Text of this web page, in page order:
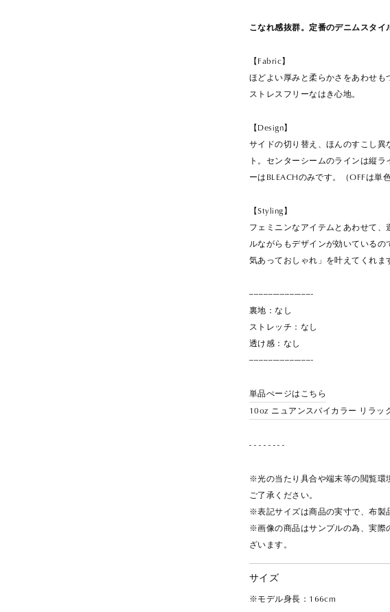
こなれ感抜群。定番のデニムスタイ
【Fabric】
ほどよい厚みと柔らかさをあわせ
ストレスフリーなはき心地。
【Design】
サイドの切り替え、ほんのすこし
ト。センターシームのラインは縦
ーはBLEACHのみです。（OFFは単色
【Styling】
フェミニンなアイテムとあわせて
ルながらもデザインが効いている
気あっておしゃれ」を叶えてくれま
---------------------------
裏地：なし
ストレッチ：なし
透け感：なし
---------------------------
単品ぺージはこちら
10oz ニュアンスバイカラー リラッ
- - - - - - - -
※光の当たり具合や端末等の閲覧環
ご了承ください。
※表記サイズは商品の実寸で、布製
※画像の商品はサンプルの為、実際
ざいます。
サイズ
※モデル身長：166cm